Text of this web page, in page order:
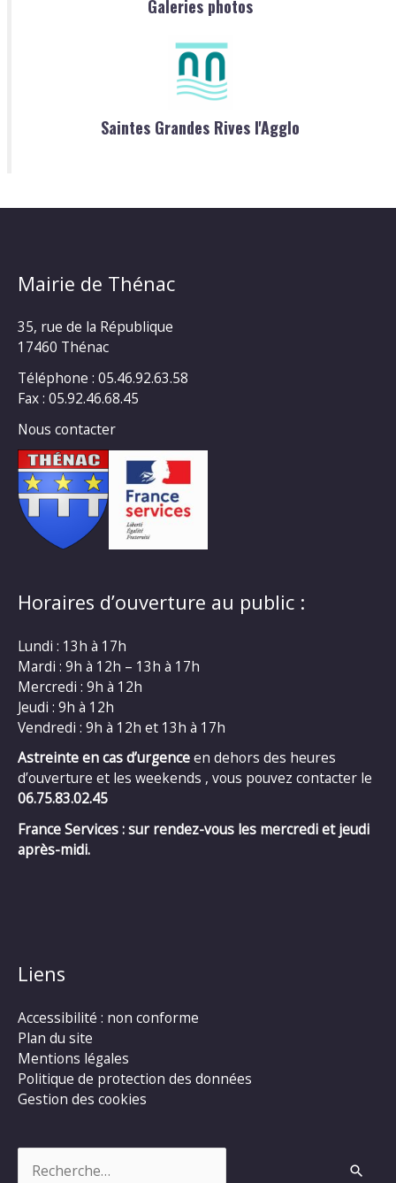
Galeries photos
Saintes Grandes Rives l'Agglo
Mairie de Thénac
35, rue de la République
17460 Thénac
Téléphone : 05.46.92.63.58
Fax : 05.92.46.68.45
Nous contacter
Horaires d’ouverture au public :
Lundi : 13h à 17h
Mardi : 9h à 12h – 13h à 17h
Mercredi : 9h à 12h
Jeudi : 9h à 12h
Vendredi : 9h à 12h et 13h à 17h
Astreinte en cas d’urgenceen dehors des heures
d’ouverture et les weekends , vous pouvez contacter le
06.75.83.02.45
France Services : sur rendez-vous les mercredi et jeudi
après-midi.
Liens
Accessibilité : non conforme
Plan du site
Mentions légales
Politique de protection des données
Gestion des cookies